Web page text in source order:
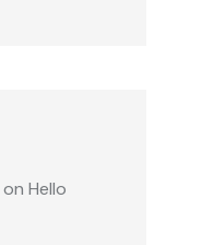
onHello